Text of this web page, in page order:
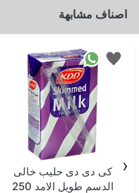
اصناف مشابهة
كى دى دى حليب خالى
الدسم طويل الامد 250
‹